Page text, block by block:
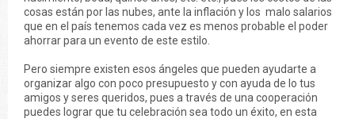
cosas están por las nubes, ante la inflación y los malo salarios
que en el país tenemos cada vez es menos probable el poder
ahorrar para un evento de este estilo.
Pero siempre existen esos ángeles que pueden ayudarte a
organizar algo con poco presupuesto y con ayuda de lo tus
amigos y seres queridos, pues a través de una cooperación
puedes lograr que tu celebración sea todo un éxito, en esta